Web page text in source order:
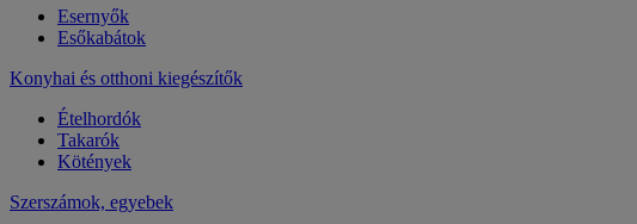
Esernyők
Esőkabátok
Konyhai és otthoni kiegészítők
Ételhordók
Takarók
Kötények
Szerszámok, egyebek